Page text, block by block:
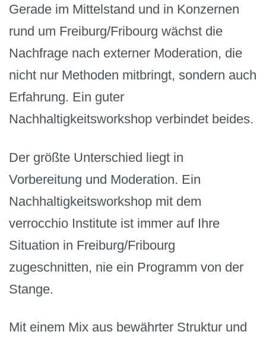
Gerade im Mittelstand und in Konzernen
rund um Freiburg/Fribourg wächst die
Nachfrage nach externer Moderation, die
nicht nur Methoden mitbringt, sondern auch
Erfahrung. Ein guter
Nachhaltigkeitsworkshop verbindet beides.
Der größte Unterschied liegt in
Vorbereitung und Moderation. Ein
Nachhaltigkeitsworkshop mit dem
verrocchio Institute ist immer auf Ihre
Situation in Freiburg/Fribourg
zugeschnitten, nie ein Programm von der
Stange.
Mit einem Mix aus bewährter Struktur und